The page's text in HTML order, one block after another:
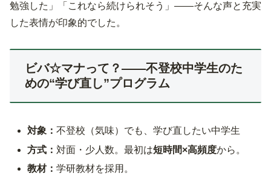
勉強した」「これなら続けられそう」——そんな声と充実
した表情が印象的でした。
ビバ☆マナって？——不登校中学生のた
めの“学び直し”プログラム
対象：不登校（気味）でも、学び直したい中学生
方式： 対面・少人数。最初は短時間×高頻度から。
教材：学研教材を採用。